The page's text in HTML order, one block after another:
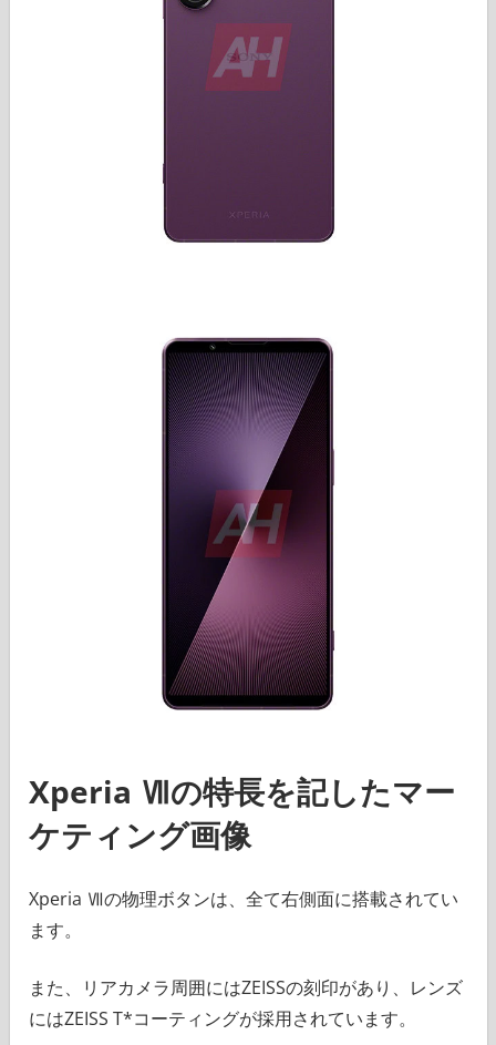
Xperia Ⅶの特長を記したマー
ケティング画像
Xperia Ⅶの物理ボタンは、全て右側面に搭載されてい
ます。
また、リアカメラ周囲にはZEISSの刻印があり、レンズ
にはZEISS T*コーティングが採用されています。